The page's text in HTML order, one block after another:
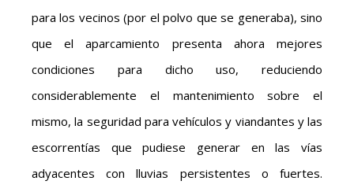
para los vecinos (por el polvo que se generaba), sino
que el aparcamiento presenta ahora mejores
condiciones para dicho uso, reduciendo
considerablemente el mantenimiento sobre el
mismo, la seguridad para vehículos y viandantes y las
escorrentías que pudiese generar en las vías
adyacentes con lluvias persistentes o fuertes.